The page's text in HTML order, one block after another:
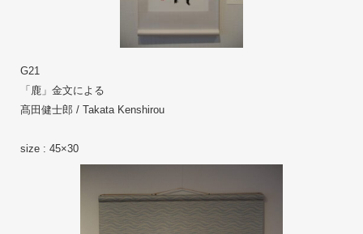
G21
「鹿」金文による
髙田健士郎 / Takata Kenshirou
size : 45×30